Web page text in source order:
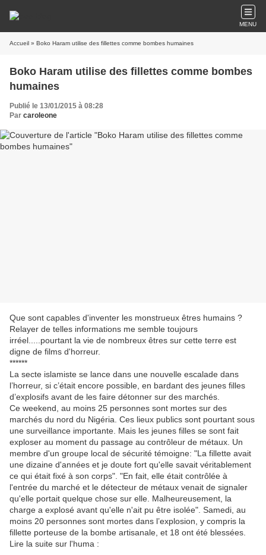
MENU
Accueil » Boko Haram utilise des fillettes comme bombes humaines
Boko Haram utilise des fillettes comme bombes
humaines
Publié le 13/01/2015 à 08:28
Par caroleone
Que sont capables d'inventer les monstrueux êtres humains ?
Relayer de telles informations me semble toujours
irréel.....pourtant la vie de nombreux êtres sur cette terre est
digne de films d'horreur.
******
La secte islamiste se lance dans une nouvelle escalade dans
l’horreur, si c’était encore possible, en bardant des jeunes filles
d’explosifs avant de les faire détonner sur des marchés.
Ce weekend, au moins 25 personnes sont mortes sur des
marchés du nord du Nigéria. Ces lieux publics sont pourtant sous
une surveillance importante. Mais les jeunes filles se sont fait
exploser au moment du passage au contrôleur de métaux. Un
membre d'un groupe local de sécurité témoigne: "La fillette avait
une dizaine d'années et je doute fort qu'elle savait véritablement
ce qui était fixé à son corps". "En fait, elle était contrôlée à
l'entrée du marché et le détecteur de métaux venait de signaler
qu'elle portait quelque chose sur elle. Malheureusement, la
charge a explosé avant qu'elle n'ait pu être isolée". Samedi, au
moins 20 personnes sont mortes dans l’explosion, y compris la
fillette porteuse de la bombe artisanale, et 18 ont été blessées.
Lire la suite sur l'huma :